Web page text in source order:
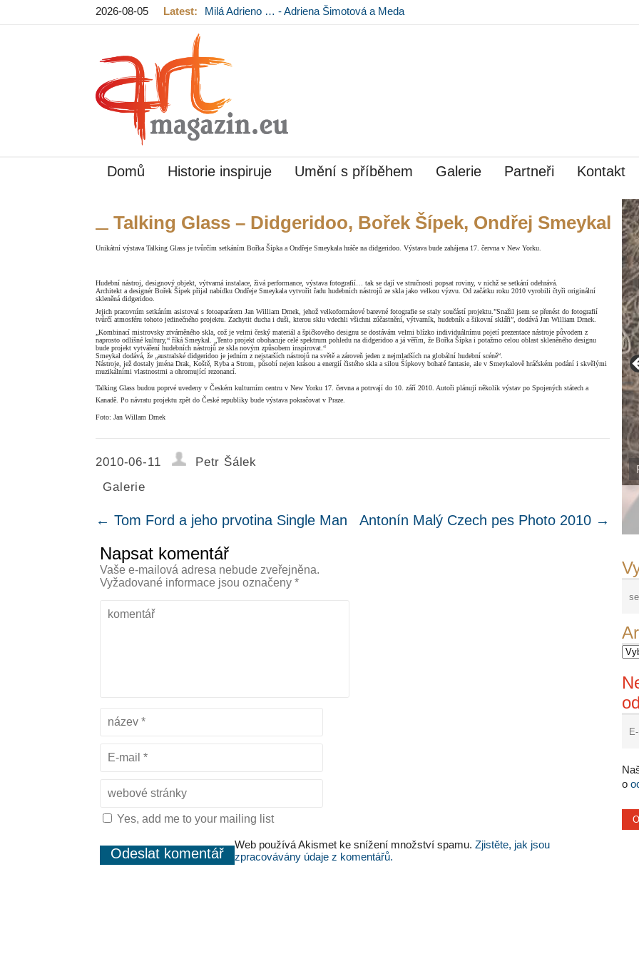
2026-08-05 Latest:
Milá Adrieno … - Adriena Šimotová a Meda
Domů Historie inspiruje Umění s příběhem Galerie Partneři Kontakt
o
Talking Glass – Didgeridoo, Bořek Šípek, Ondřej Smeykal
Unikátní výstava Talking Glass je tvůrčím setkáním Bořka Šípka a Ondřeje Smeykala hráče na didgeridoo. Výstava bude zahájena 17. června v New Yorku.
Hudební nástroj, designový objekt, výtvarná instalace, živá performance, výstava fotografií… tak se dají ve stručnosti popsat roviny, v nichž se setkání odehrává.
Architekt a designér Bořek Šípek přijal nabídku Ondřeje Smeykala vytvořit řadu hudebních nástrojů ze skla jako velkou výzvu. Od začátku roku 2010 vyrobili čtyři originální
skleněná didgeridoo.
Jejich pracovním setkáním asistoval s fotoaparátem Jan William Drnek, jehož velkoformátové barevné fotografie se staly součástí projektu.”Snažil jsem se přenést do fotografií
tvůrčí atmosféru tohoto jedinečného projektu. Zachytit ducha i duši, kterou sklu vdechli všichni zúčastnění, výtvarník, hudebník a šikovní skláři”, dodává Jan William Drnek.
„Kombinací mistrovsky ztvárněného skla, což je velmi český materiál a špičkového designu se dostávám velmi blízko individuálnímu pojetí prezentace nástroje původem z
naprosto odlišné kultury,“ říká Smeykal. „Tento projekt obohacuje celé spektrum pohledu na didgeridoo a já věřím, že Bořka Šípka i potažmo celou oblast skleněného designu
bude projekt vytváření hudebních nástrojů ze skla novým způsobem inspirovat.“
Smeykal dodává, že „australské didgeridoo je jedním z nejstarších nástrojů na světě a zároveň jeden z nejmladších na globální hudební scéně“.
Nástroje, jež dostaly jména Drak, Koště, Ryba a Strom, působí nejen krásou a energií čistého skla a silou Šípkovy bohaté fantasie, ale v Smeykalově hráčském podání i skvělými
muzikálními vlastnostmi a ohromující rezonancí.
Talking Glass budou poprvé uvedeny v Českém kulturním centru v New Yorku 17. června a potrvají do 10. září 2010. Autoři plánují několik výstav po Spojených státech a
Kanadě. Po návratu projektu zpět do České republiky bude výstava pokračovat v Praze.
Foto: Jan Willam Drnek
2010-06-11
Petr Šálek
Galerie
← Tom Ford a jeho prvotina Single Man Antonín Malý Czech pes Photo 2010 →
Napsat komentář
Vaše e-mailová adresa nebude zveřejněna.
Vyžadované informace jsou označeny*
Yes, add me to your mailing list
Web používá Akismet ke snížení množství spamu.Zjistěte, jak jsou
zpracovávány údaje z komentářů.